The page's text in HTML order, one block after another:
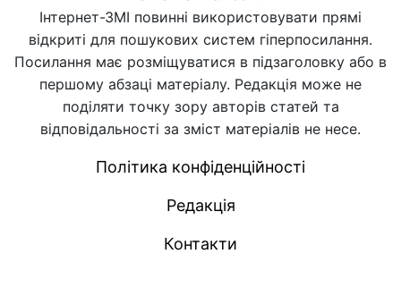
Інтернет-ЗМІ повинні використовувати прямі
відкриті для пошукових систем гіперпосилання.
Посилання має розміщуватися в підзаголовку або в
першому абзаці матеріалу. Редакція може не
поділяти точку зору авторів статей та
відповідальності за зміст матеріалів не несе.
Політика конфіденційності
Редакція
Контакти